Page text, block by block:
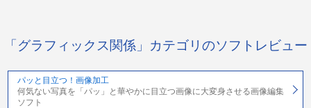
「グラフィックス関係」カテゴリのソフトレビュー
パッと目立つ！画像加工
何気ない写真を「パッ」と華やかに目立つ画像に大変身させる画像編集
ソフト